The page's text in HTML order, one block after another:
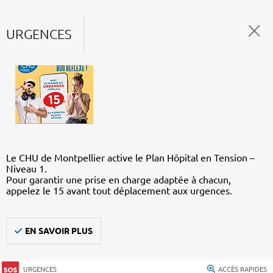
URGENCES
Le CHU de Montpellier active le Plan Hôpital en Tension –
Niveau 1.
Pour garantir une prise en charge adaptée à chacun,
appelez le 15 avant tout déplacement aux urgences.
EN SAVOIR PLUS
URGENCES ACCÈS RAPIDES